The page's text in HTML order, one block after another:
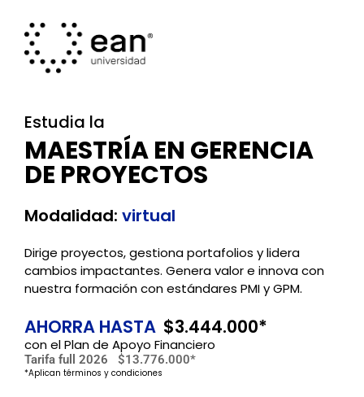
Estudia la
MAESTRÍA EN GERENCIA
DE PROYECTOS
Modalidad: virtual
Dirige proyectos, gestiona portafolios y lidera
cambios impactantes. Genera valor e innova con
nuestra formación con estándares PMI y GPM.
AHORRA HASTA $3.444.000*
con el Plan de Apoyo Financiero
Tarifa full 2026 $13.776.000*
*Aplican términos y condiciones